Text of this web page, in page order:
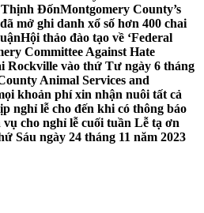
Thịnh ĐốnMontgomery County’s
mở ghi danh xổ số hơn 400 chai
Hội thảo đào tạo về ‘Federal
Committee Against Hate
Rockville vào thứ Tư ngày 6 tháng
Animal Services and
khoản phí xin nhận nuôi tất cả
nghỉ lễ cho đến khi có thông báo
cho nghỉ lễ cuối tuần Lễ tạ ơn
Sáu ngày 24 tháng 11 năm 2023